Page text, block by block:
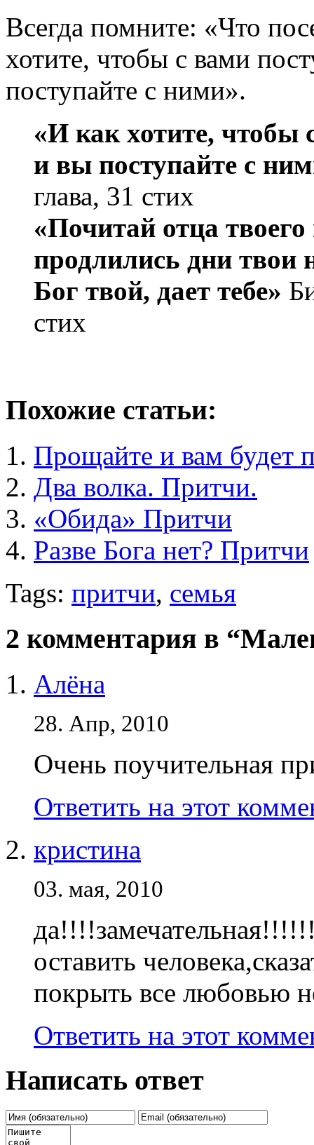
Всегда помните: «Что
хотите, чтобы с вами
поступайте с ними».
«И как хотите, чтобы
и вы поступайте с
глава, 31 стих
«Почитай отца
продлились дни твои
Бог твой, дает тебе»
стих
Похожие статьи:
Прощайте и вам
Два волка. Притчи.
«Обида» Притчи
Разве Бога нет? Притчи
Tags: притчи, семья
2 комментария в
Алёна
28. Апр, 2010
Очень поучительная
Ответить на этот
кристина
03. мая, 2010
оставить
покрыть все любовью
Ответить на этот
Написать ответ